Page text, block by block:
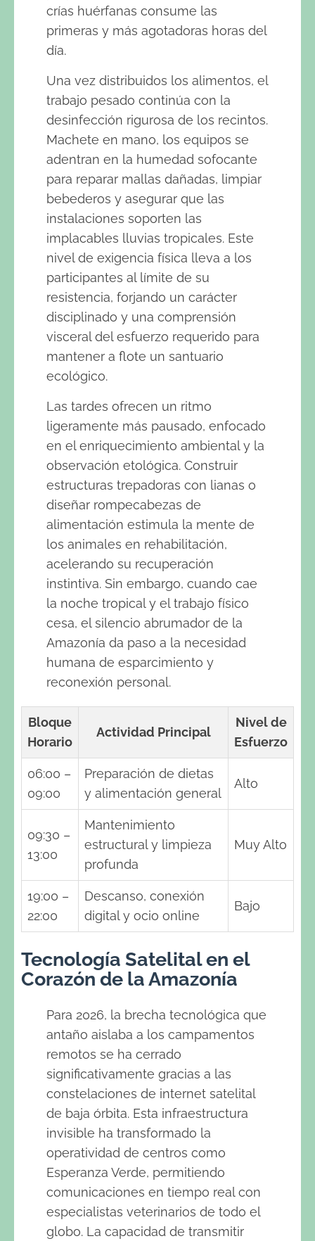
crías huérfanas consume las
primeras y más agotadoras horas del
día.
Una vez distribuidos los alimentos, el
trabajo pesado continúa con la
desinfección rigurosa de los recintos.
Machete en mano, los equipos se
adentran en la humedad sofocante
para reparar mallas dañadas, limpiar
bebederos y asegurar que las
instalaciones soporten las
implacables lluvias tropicales. Este
nivel de exigencia física lleva a los
participantes al límite de su
resistencia, forjando un carácter
disciplinado y una comprensión
visceral del esfuerzo requerido para
mantener a flote un santuario
ecológico.
Las tardes ofrecen un ritmo
ligeramente más pausado, enfocado
en el enriquecimiento ambiental y la
observación etológica. Construir
estructuras trepadoras con lianas o
diseñar rompecabezas de
alimentación estimula la mente de
los animales en rehabilitación,
acelerando su recuperación
instintiva. Sin embargo, cuando cae
la noche tropical y el trabajo físico
cesa, el silencio abrumador de la
Amazonía da paso a la necesidad
humana de esparcimiento y
reconexión personal.
Bloque
Horario
Actividad Principal
Nivel de
Esfuerzo
06:00 –
09:00
Preparación de dietas
y alimentación general
Alto
09:30 –
13:00
Mantenimiento
estructural y limpieza
profunda
Muy Alto
19:00 –
22:00
Descanso, conexión
digital y ocio online
Bajo
Tecnología Satelital en el
Corazón de la Amazonía
Para 2026, la brecha tecnológica que
antaño aislaba a los campamentos
remotos se ha cerrado
significativamente gracias a las
constelaciones de internet satelital
de baja órbita. Esta infraestructura
invisible ha transformado la
operatividad de centros como
Esperanza Verde, permitiendo
comunicaciones en tiempo real con
especialistas veterinarios de todo el
globo. La capacidad de transmitir